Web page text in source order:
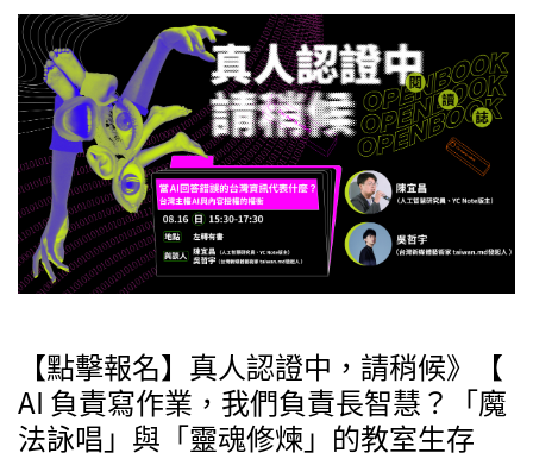
【點擊報名】真人認證中，請稍候》【
AI 負責寫作業，我們負責長智慧？「魔
法詠唱」與「靈魂修煉」的教室生存